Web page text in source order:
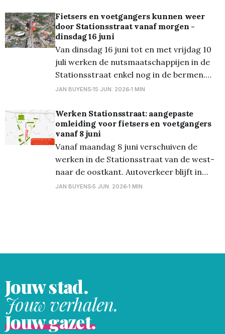
Mol en daar op de trein stappen!!! Beste
even de website van de
Fietsers en voetgangers kunnen weer
door Stationsstraat vanaf morgen -
dinsdag 16 juni
Van dinsdag 16 juni tot en met vrijdag 10
juli werken de nutsmaatschappijen in de
Stationsstraat enkel nog in de bermen.
Fietsers en voetgangers kunnen dan
straat. Ook het kruispunt met de Pijlstraat
noord gaat weer open. Ook in deze fase
blijft autoverkeer in
JAN BUYENS 15 JUN. 2026 1 MIN
Werken Stationsstraat: aangepaste
omleiding voor fietsers en voetgangers
vanaf 8 juni
Vanaf maandag 8 juni verschuiven de
werken in de Stationsstraat van de west-
naar de oostkant. Autoverkeer blijft in
beide richtingen mogelijk. Voor fietsers en
JAN BUYENS 5 JUN. 2026 1 MIN
Jouw stad.
Jouw verhalen.
Jouw gazet.